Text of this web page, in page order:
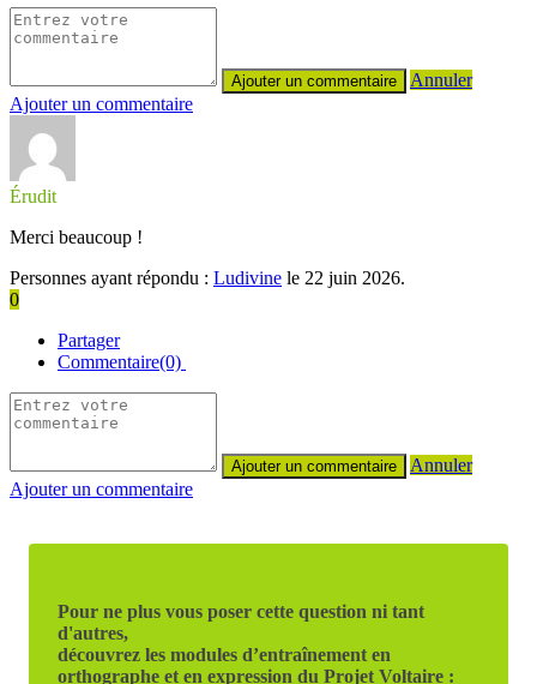
Annuler
Ajouter un commentaire
Érudit
Merci beaucoup !
Personnes ayant répondu : Ludivine le 22 juin 2026.
0
Partager
Commentaire(0)
Annuler
Ajouter un commentaire
Pour ne plus vous poser cette question ni tant
d'autres,
découvrez les modules d’entraînement en
orthographe et en expression du Projet Voltaire :